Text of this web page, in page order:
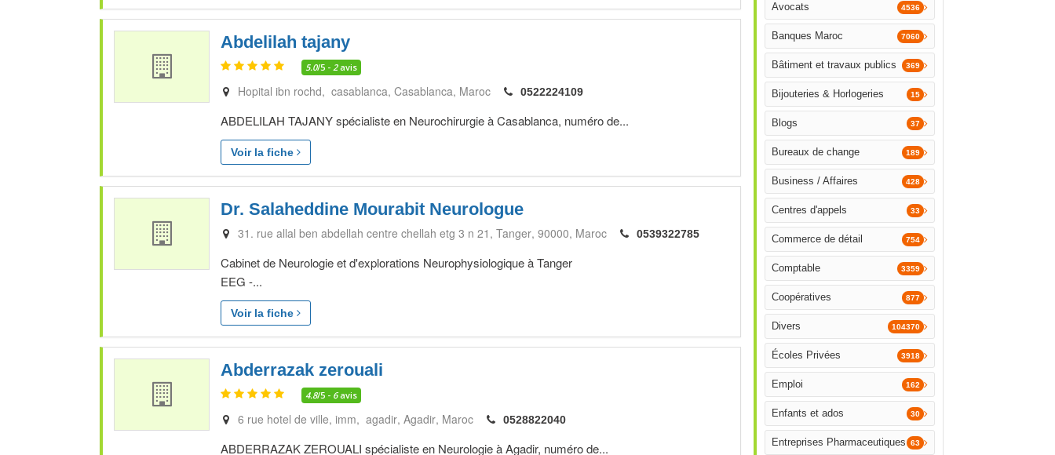
Abdelilah tajany
5.0/5 - 2avis
Hopital ibn rochd, casablanca Casablanca Maroc 0522224109
ABDELILAH TAJANY spécialiste en Neurochirurgie à Casablanca, numéro de...
Voir la fiche
Dr. Salaheddine Mourabit Neurologue
31. rue allal ben abdellah centre chellah etg 3 n 21 Tanger‎ 90000 Maroc 0539322785
Cabinet de Neurologie et d'explorations Neurophysiologique à Tanger
EEG -...
Voir la fiche
Abderrazak zerouali
4.8/5 - 6avis
6 rue hotel de ville, imm, agadir Agadir Maroc 0528822040
ABDERRAZAK ZEROUALI spécialiste en Neurologie à Agadir, numéro de...
Avocats 4536
Banques Maroc 7060
Bâtiment et travaux publics 369
Bijouteries & Horlogeries 15
Blogs 37
Bureaux de change 189
Business / Affaires 428
Centres d'appels 33
Commerce de détail 754
Comptable 3359
Coopératives 877
Divers 104370
Écoles Privées 3918
Emploi 162
Enfants et ados 30
Entreprises Pharmaceutiques 63